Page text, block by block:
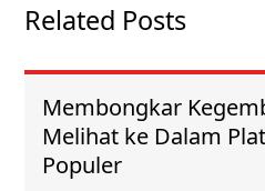
Related Posts
Membongkar
Melihat ke Dalam
Populer